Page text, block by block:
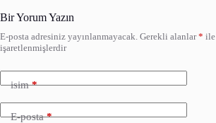
Bir Yorum Yazın
E-posta adresiniz yayınlanmayacak. Gerekli alanlar* ile
işaretlenmişlerdir
isim*
E-posta*